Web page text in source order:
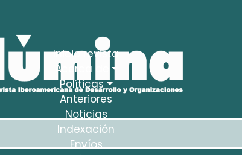
Inicio revista
Acerca de
Políticas
Anteriores
Noticias
Indexación
Envíos